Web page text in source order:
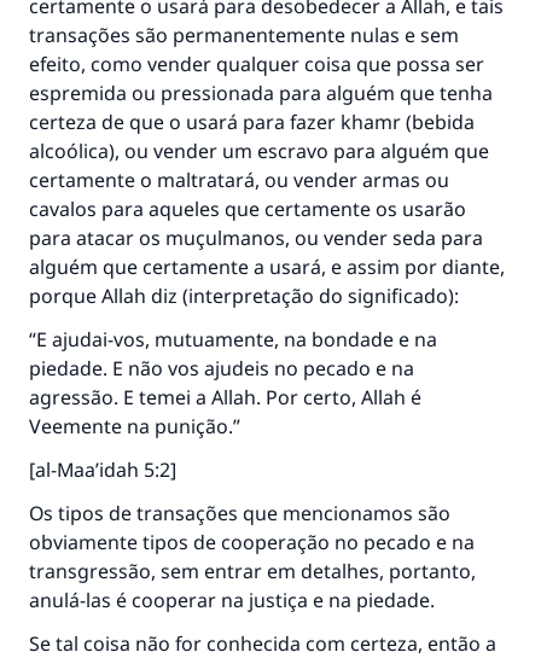
certamente o usará para desobedecer a Allah, e tais
transações são permanentemente nulas e sem
efeito, como vender qualquer coisa que possa ser
espremida ou pressionada para alguém que tenha
certeza de que o usará para fazer khamr (bebida
alcoólica), ou vender um escravo para alguém que
certamente o maltratará, ou vender armas ou
cavalos para aqueles que certamente os usarão
para atacar os muçulmanos, ou vender seda para
alguém que certamente a usará, e assim por diante,
porque Allah diz (interpretação do significado):
“E ajudai-vos, mutuamente, na bondade e na
piedade. E não vos ajudeis no pecado e na
agressão. E temei a Allah. Por certo, Allah é
Veemente na punição.”
[al-Maa’idah 5:2]
Os tipos de transações que mencionamos são
obviamente tipos de cooperação no pecado e na
transgressão, sem entrar em detalhes, portanto,
anulá-las é cooperar na justiça e na piedade.
Se tal coisa não for conhecida com certeza, então a
"Quem quer que incentive outros a fazer o
que é bom receberá a mesma recompensa
que aqueles que o fazem."
(MUSLIM, 1893)
CONTRIBUIR